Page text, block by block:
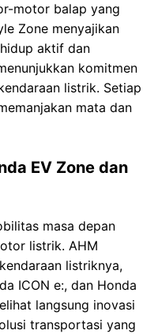
motor balap yang
Zone menyajikan
aktif dan
komitmen
listrik. Setiap
mata dan
EV Zone dan
masa depan
listrik. AHM
listriknya,
ICON e:, dan Honda
langsung inovasi
transportasi yang